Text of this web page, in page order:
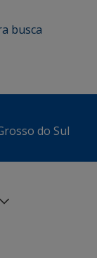
busca
do Sul